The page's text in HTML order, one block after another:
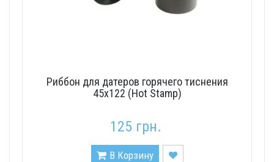
Риббон для датеров горячего тиснения
45х122 (Hot Stamp)
125 грн.
В Корзину